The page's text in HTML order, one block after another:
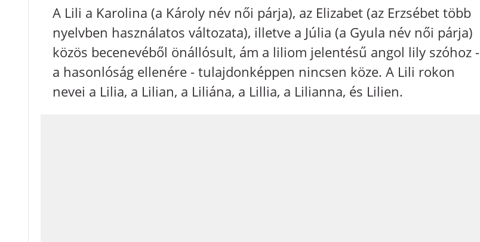
A Lili a Karolina (a Károly név női párja), az Elizabet (az Erzsébet több
nyelvben használatos változata), illetve a Júlia (a Gyula név női párja)
közös becenevéből önállósult, ám a liliom jelentésű angol lily szóhoz -
a hasonlóság ellenére - tulajdonképpen nincsen köze. A Lili rokon
nevei a Lilia, a Lilian, a Liliána, a Lillia, a Lilianna, és Lilien.